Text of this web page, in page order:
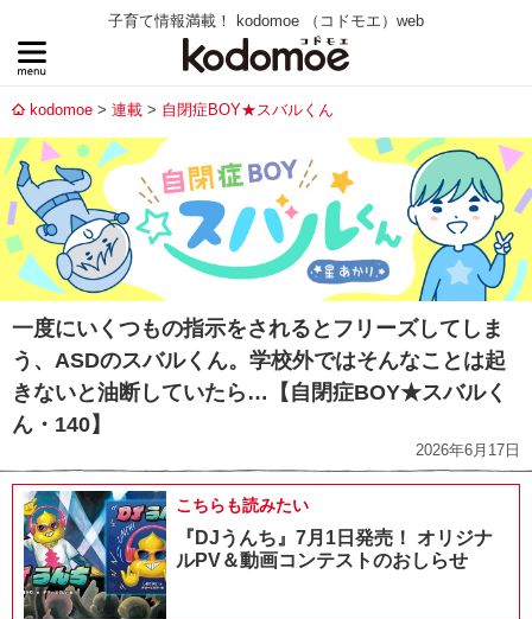
子育て情報満載！ kodomoe （コドモエ）web
kodomoe 連載 自閉症BOY★スバルくん
一度にいくつもの指示をされるとフリーズしてしま
う、ASDのスバルくん。学校外ではそんなことは起
きないと油断していたら…【自閉症BOY★スバルく
ん・140】
2026年6月17日
こちらも読みたい
『DJうんち』7月1日発売！ オリジナ
ルPV＆動画コンテストのおしらせ